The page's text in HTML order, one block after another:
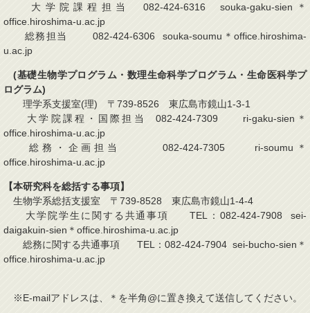
大学院課程担当 082-424-6316 souka-gaku-sien＊
office.hiroshima-u.ac.jp
総務担当 082-424-6306 souka-soumu＊office.hiroshima-
u.ac.jp
(基礎生物学プログラム・数理生命科学プログラム・生命医科学プ
ログラム)
理学系支援室(理) 〒739-8526 東広島市鏡山1-3-1
大学院課程・国際担当 082-424-7309 ri-gaku-sien＊
office.hiroshima-u.ac.jp
総務・企画担当 082-424-7305 ri-soumu＊
office.hiroshima-u.ac.jp
【本研究科を総括する事項】
生物学系総括支援室 〒739-8528 東広島市鏡山1-4-4
大学院学生に関する共通事項 TEL：082-424-7908 sei-
daigakuin-sien＊office.hiroshima-u.ac.jp
総務に関する共通事項 TEL：082-424-7904 sei-bucho-sien＊
office.hiroshima-u.ac.jp
※E-mailアドレスは、＊を半角@に置き換えて送信してください。